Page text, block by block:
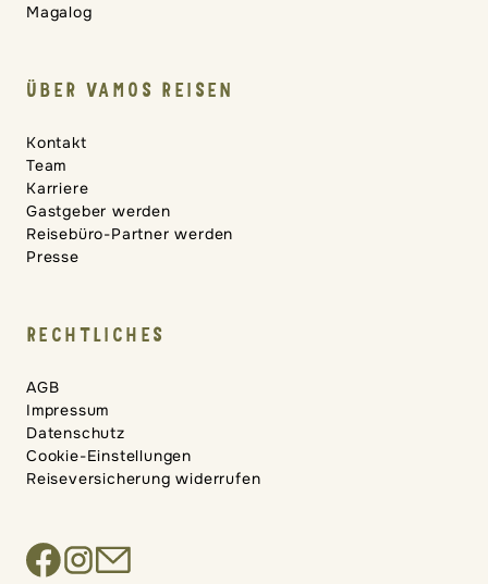
Magalog
ÜBER VAMOS REISEN
Kontakt
Team
Karriere
Gastgeber werden
Reisebüro-Partner werden
Presse
RECHTLICHES
AGB
Impressum
Datenschutz
Cookie-Einstellungen
Reiseversicherung widerrufen